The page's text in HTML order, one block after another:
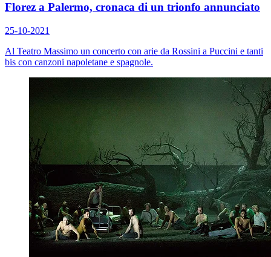
Florez a Palermo, cronaca di un trionfo annunciato
25-10-2021
Al Teatro Massimo un concerto con arie da Rossini a Puccini e tanti
bis con canzoni napoletane e spagnole.